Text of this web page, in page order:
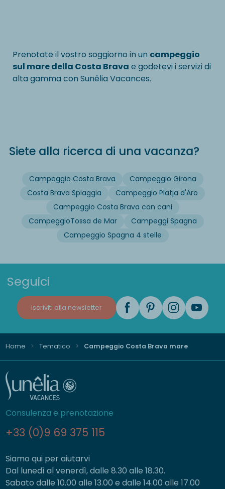
Prenotate il vostro soggiorno in un campeggio
sul mare della Costa Brava e godetevi i servizi di
alta gamma con Sunêlia Vacances.
Siete alla ricerca di una vacanza?
Campeggio Costa Brava
Campeggio Girona
Costa Brava Spiaggia
Campeggio Platja d'Aro
Campeggio Costa Brava con cani
CampeggioTossa de Mar
Campeggi Spagna
Campeggio Spagna 4 stelle
Seguici
Iscriviti alla newsletter
Home Tematico Campeggio Costa Brava mare
Consulenza e prenotazione
+33 (0)9 69 375 115
Siamo qui per aiutarvi
Dal lunedì al venerdì, dalle 8.30 alle 18.30.
Sabato dalle 10.00 alle 13.00 e dalle 14.00 alle 17.00